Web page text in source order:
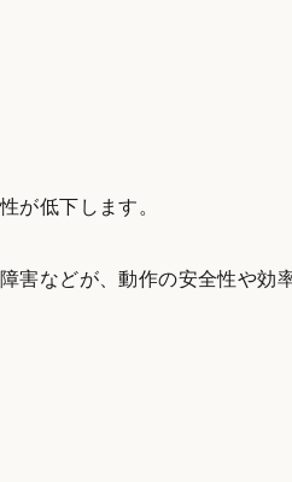
が低下します。
害などが、動作の安全性や効